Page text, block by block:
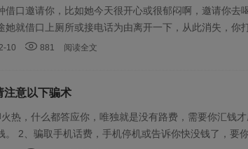
借口邀请你，比如她今天很开心或很郁闷啊，邀请你
她就借口上厕所或接电话为由离开一下，从此消失，你
10 881 阅读全文
注意以下骗术
热，什么都答应你，唯独就是没有路费，需要你汇钱
。 2、骗取手机话费，手机停机或告诉你快没钱了，要